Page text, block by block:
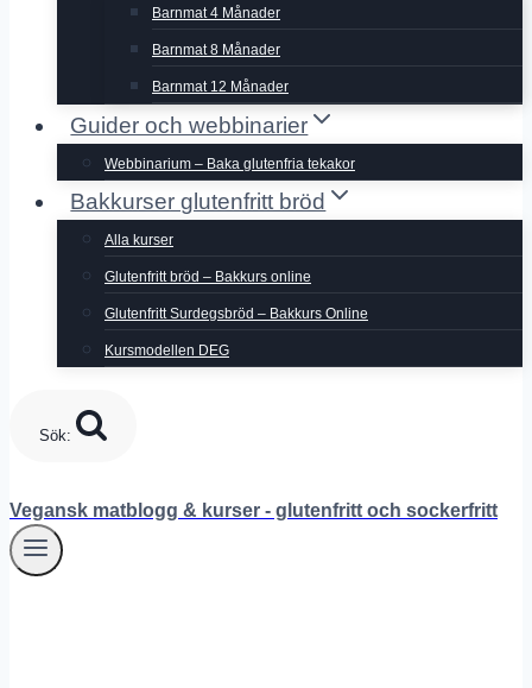
Barnmat 4 Månader
Barnmat 8 Månader
Barnmat 12 Månader
Guider och webbinarier
Webbinarium – Baka glutenfria tekakor
Bakkurser glutenfritt bröd
Alla kurser
Glutenfritt bröd – Bakkurs online
Glutenfritt Surdegsbröd – Bakkurs Online
Kursmodellen DEG
Sök:
Vegansk matblogg & kurser - glutenfritt och sockerfritt